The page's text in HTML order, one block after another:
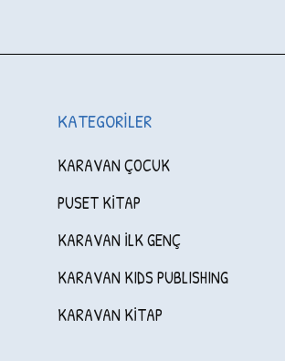
KATEGORILER
KARAVAN ÇOCUK
PUSET KİTAP
KARAVAN İLK GENÇ
KARAVAN KIDS PUBLISHING
KARAVAN KİTAP